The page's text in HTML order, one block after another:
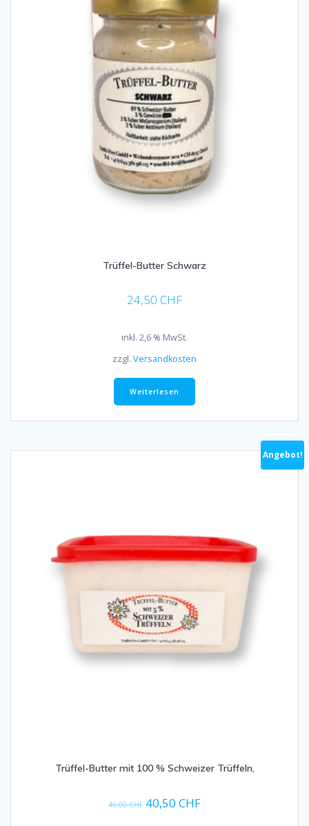
Trüffel-Butter Schwarz
24,50 CHF
inkl. 2,6 % MwSt.
zzgl. Versandkosten
Weiterlesen
Angebot!
Trüffel-Butter mit 100 % Schweizer Trüffeln,
45,00CHF Ursprünglicher
40,50 CHFAktueller